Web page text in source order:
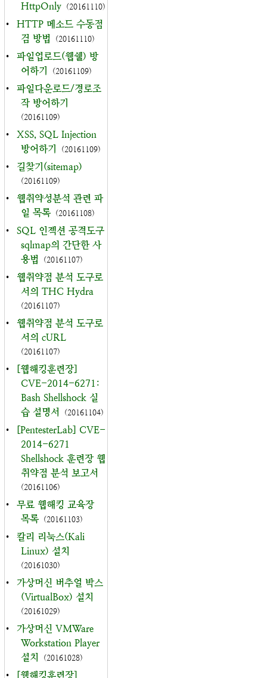
HttpOnly (20161110)
•
HTTP 메소드 수동점
검 방법
(20161110)
•
파일업로드(웹쉘) 방
어하기
(20161109)
•
파일다운로드/경로조
작 방어하기
(20161109)
•
XSS, SQL Injection
방어하기
(20161109)
• 길찾기(sitemap)
(20161109)
•
웹취약성분석 관련 파
일 목록 (20161108)
•
SQL 인젝션 공격도구
sqlmap의 간단한 사
용법
(20161107)
•
웹취약점 분석 도구로
서의 THC Hydra
(20161107)
•
웹취약점 분석 도구로
서의 cURL
(20161107)
•
[웹해킹훈련장]
CVE-2014-6271:
Bash Shellshock 실
습 설명서
(20161104)
•
[PentesterLab] CVE-
2014-6271
Shellshock 훈련장 웹
취약점 분석 보고서
(20161106)
•
무료 웹해킹 교육장
목록 (20161103)
•
칼리 리눅스(Kali
Linux) 설치
(20161030)
•
가상머신 버추얼 박스
(VirtualBox) 설치
(20161029)
•
가상머신 VMWare
Workstation Player
설치
(20161028)
• [웹해킹훈련장]